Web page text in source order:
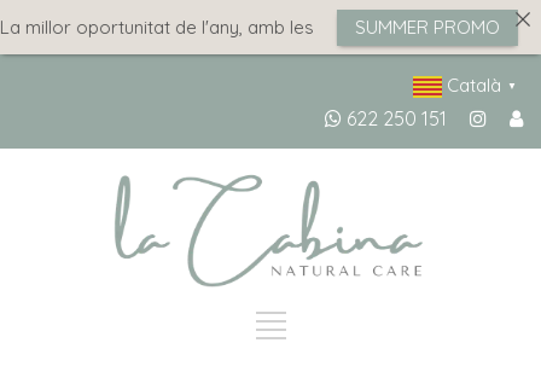
Català ▼
622 250 151
millor oportunitat de l'any, amb les SUMMER PROMO